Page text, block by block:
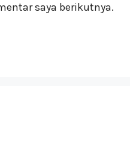
saya berikutnya.